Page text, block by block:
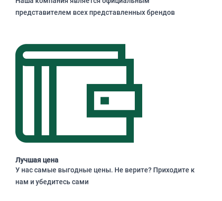
представителем всех представленных брендов
Лучшая цена
У нас самые выгодные цены. Не верите? Приходите к
нам и убедитесь сами